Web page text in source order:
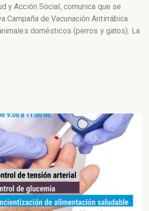
y Acción Social, comunica que se
Campaña de Vacunación Antirrábica
domésticos (perros y gatos). La